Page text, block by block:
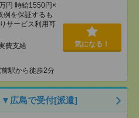
円 時給1550円×
を保証するも
サービス利用可
費支給
駅から徒歩2分
気になる！
▼広島で受付[派遣]